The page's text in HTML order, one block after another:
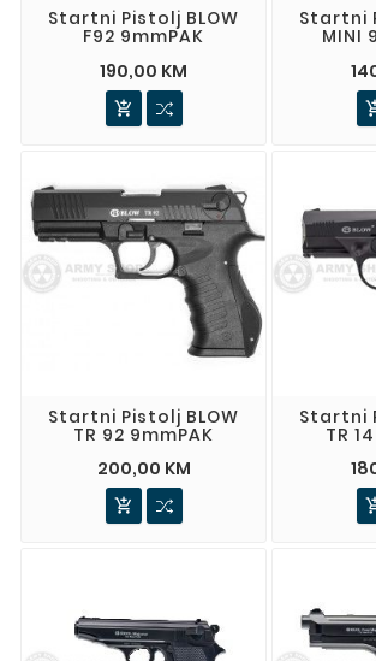
Startni Pistolj BLOW
F92 9mmPAK
190,00 KM

Startni
MINI
Startni Pistolj BLOW
TR 92 9mmPAK
200,00 KM

Startni
TR